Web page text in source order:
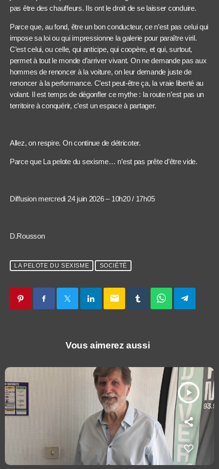
pas être des chauffeurs. Ils ont le droit de se laisser conduire.
Parce que, au fond, être un bon conducteur, ce n’est pas celui qui
impose sa loi ou qui impressionne la galerie pour paraître viril.
C’est celui, ou celle, qui anticipe, qui coopère, et qui, surtout,
permet à tout le monde d’arriver vivant. On ne demande pas aux
hommes de renoncer à la voiture, on leur demande juste de
renoncer à la performance. C’est peut-être ça, la vraie liberté au
volant. Il est temps de dégonfler ce mythe : la route n’est pas un
territoire à conquérir, c’est un espace à partager.
Allez, on respire. On continue de détricoter.
Parce que La pelote du sexisme… n’est pas prête d’être vide.
Diffusion mercredi 24 juin 2026 – 10h20 / 17h05
D.Rousson
LA PELOTE DU SEXISME SOCIÉTÉ
email
Vous aimerez aussi
play_arrow